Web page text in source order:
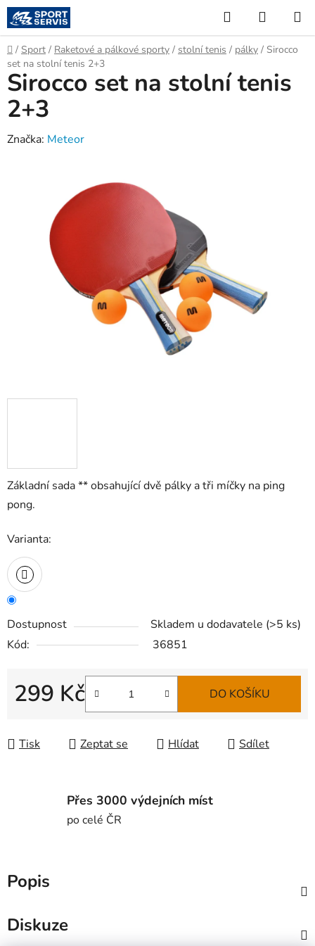
Přejít
na
obsah
Hledat
KOŠÍK
Domů
/ Sport / Raketové a pálkové sporty / stolní tenis / pálky / Sirocco
set na stolní tenis 2+3
Základní sada ** obsahující dvě pálky a tři míčky na ping
pong.
Varianta:
Dostupnost Skladem u dodavatele (>5 ks)
Kód:
36851
299 Kč DO KOŠÍKU
Tisk Zeptat se Hlídat Sdílet
Sirocco set na stolní tenis
2+3
Značka: Meteor
Přes 3000 výdejních míst
po celé ČR
Popis
Diskuze